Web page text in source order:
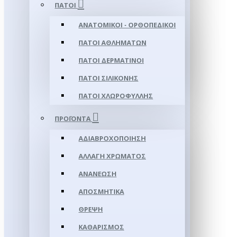
ΠΆΤΟΙ
ΑΝΑΤΟΜΙΚΟΊ - ΟΡΘΟΠΕΔΙΚΟΊ
ΠΆΤΟΙ ΑΘΛΗΜΆΤΩΝ
ΠΆΤΟΙ ΔΕΡΜΆΤΙΝΟΙ
ΠΆΤΟΙ ΣΙΛΙΚΌΝΗΣ
ΠΆΤΟΙ ΧΛΩΡΟΦΎΛΛΗΣ
ΠΡΟΪΌΝΤΑ
ΑΔΙΑΒΡΟΧΟΠΟΊΗΣΗ
ΑΛΛΑΓΉ ΧΡΏΜΑΤΟΣ
ΑΝΑΝΈΩΣΗ
ΑΠΟΣΜΗΤΙΚΆ
ΘΡΈΨΗ
ΚΑΘΑΡΙΣΜΌΣ